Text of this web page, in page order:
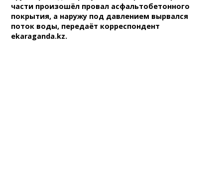
части произошёл провал асфальтобетонного
покрытия, а наружу под давлением вырвался
поток воды, передаёт корреспондент
ekaraganda.kz.